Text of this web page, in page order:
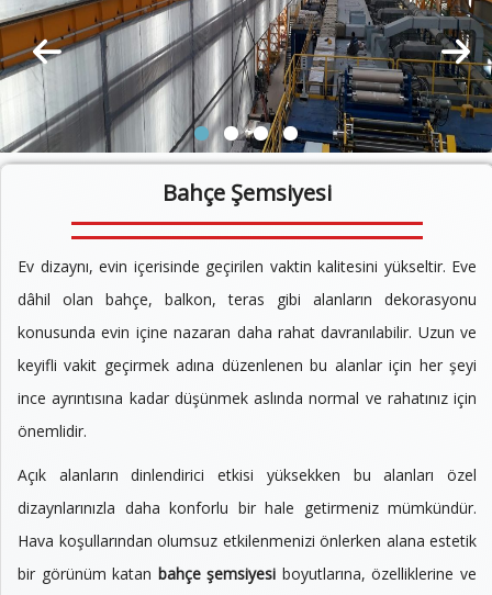
Bahçe Şemsiyesi
Ev dizaynı, evin içerisinde geçirilen vaktin kalitesini yükseltir. Eve
dâhil olan bahçe, balkon, teras gibi alanların dekorasyonu
konusunda evin içine nazaran daha rahat davranılabilir. Uzun ve
keyifli vakit geçirmek adına düzenlenen bu alanlar için her şeyi
ince ayrıntısına kadar düşünmek aslında normal ve rahatınız için
önemlidir.
Açık alanların dinlendirici etkisi yüksekken bu alanları özel
dizaynlarınızla daha konforlu bir hale getirmeniz mümkündür.
Hava koşullarından olumsuz etkilenmenizi önlerken alana estetik
bir görünüm katan bahçe şemsiyesi boyutlarına, özelliklerine ve